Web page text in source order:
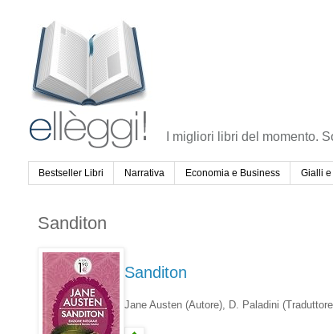
I migliori libri del momento.
Bestseller Libri Narrativa Economia e Business Gialli
Sanditon
Sanditon
Jane Austen (Autore) , D. Paladini